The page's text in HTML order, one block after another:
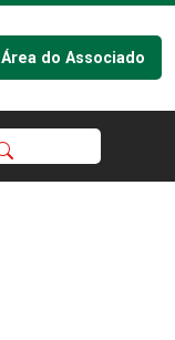
Área do Associado